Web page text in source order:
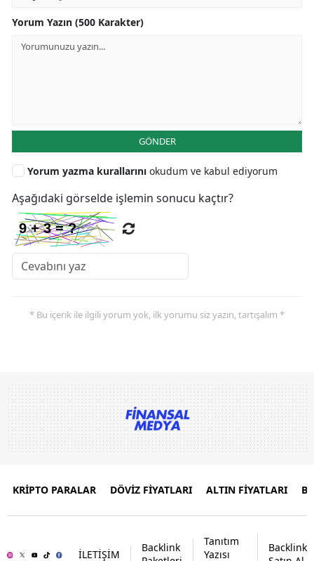
Yorum Yazın (500 Karakter)
GÖNDER
Yorum yazma kurallarını okudum ve kabul ediyorum
Aşağıdaki görselde işlemin sonucu kaçtır?
* Bu içerik ile ilgili yorum yok, ilk yorumu siz yazın, tartışalım *
KRİPTO PARALAR DÖVİZ FİYATLARI ALTIN FİYATLARI
İLETİŞİM
Backlink
Tanıtım
Yazısı
Backlink